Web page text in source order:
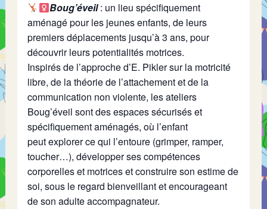
Boug’éveil: un lieu spécifiquement
aménagé pour les jeunes enfants, de leurs
premiers déplacements jusqu’à 3 ans, pour
découvrir leurs potentialités motrices.
​Inspirés de l’approche d’E. Pikler sur la motricité
libre, de la théorie de l’attachement et de la
communication non violente, les ateliers
Boug’éveil sont des espaces sécurisés et
spécifiquement aménagés, où l’enfant
peut explorer ce qui l’entoure (grimper, ramper,
toucher…), développer ses compétences
corporelles et motrices et construire son estime de
soi, sous le regard bienveillant et encourageant
de son adulte accompagnateur.